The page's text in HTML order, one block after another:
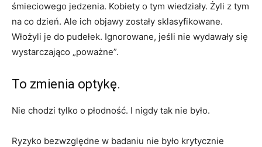
śmieciowego jedzenia. Kobiety o tym wiedziały. Żyli z tym
na co dzień. Ale ich objawy zostały sklasyfikowane.
Włożyli je do pudełek. Ignorowane, jeśli nie wydawały się
wystarczająco „poważne”.
To zmienia optykę.
Nie chodzi tylko o płodność. I nigdy tak nie było.
Ryzyko bezwzględne w badaniu nie było krytycznie